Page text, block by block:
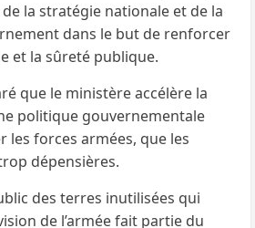
la stratégie nationale et de la
dans le but de renforcer
et la sûreté publique.
que le ministère accélère la
politique gouvernementale
les forces armées, que les
dépensières.
des terres inutilisées qui
de l’armée fait partie du